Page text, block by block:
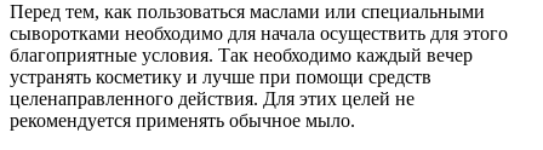
Перед тем, как пользоваться маслами или специальными
сыворотками необходимо для начала осуществить для этого
благоприятные условия. Так необходимо каждый вечер
устранять косметику и лучше при помощи средств
целенаправленного действия. Для этих целей не
рекомендуется применять обычное мыло.